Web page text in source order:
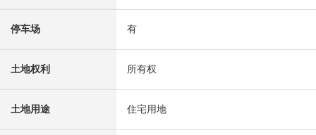
停车场 有
土地权利 所有权
土地用途 住宅用地